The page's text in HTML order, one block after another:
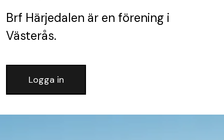
Brf Härjedalen är en förening i
Västerås.
Logga in